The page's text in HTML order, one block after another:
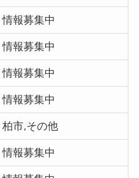
情報募集中
情報募集中
情報募集中
情報募集中
柏市,その他
情報募集中